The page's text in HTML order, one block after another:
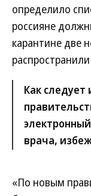
определило
россияне
карантине две
Как следует
врача,
«По новым